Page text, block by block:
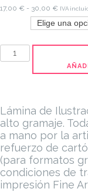
17,00 € - 30,00 € Rango
de
17,00 €
IVA
Sweet
digital
en
alto
gramaje
cantidad
Lámina de
alto gramaje.
a mano por la
refuerzo de
(para formatos
condiciones de
impresión Fine